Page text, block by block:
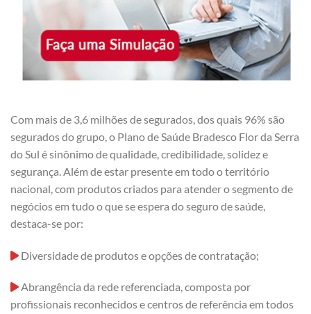
Com mais de 3,6 milhões de segurados, dos quais 96% são
segurados do grupo, o Plano de Saúde Bradesco Flor da Serra
do Sul é sinônimo de qualidade, credibilidade, solidez e
segurança. Além de estar presente em todo o território
nacional, com produtos criados para atender o segmento de
negócios em tudo o que se espera do seguro de saúde,
destaca-se por:
Diversidade de produtos e opções de contratação;
Abrangência da rede referenciada, composta por
profissionais reconhecidos e centros de referência em todos